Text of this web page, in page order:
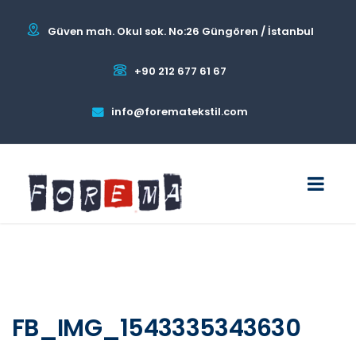
Güven mah. Okul sok. No:26 Güngören / İstanbul
+90 212 677 61 67
info@forematekstil.com
FB_IMG_1543335343630